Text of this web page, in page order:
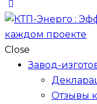
Close
Завод-
Отзывы